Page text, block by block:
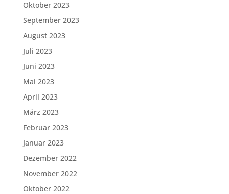
Oktober 2023
September 2023
August 2023
Juli 2023
Juni 2023
Mai 2023
April 2023
März 2023
Februar 2023
Januar 2023
Dezember 2022
November 2022
Oktober 2022